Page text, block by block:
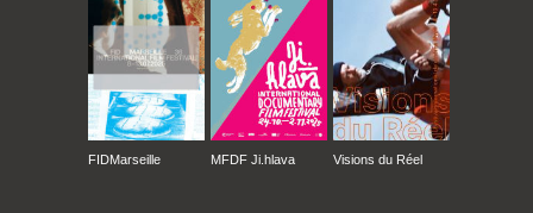
FIDMarseille MFDF Ji.hlava Visions du Réel